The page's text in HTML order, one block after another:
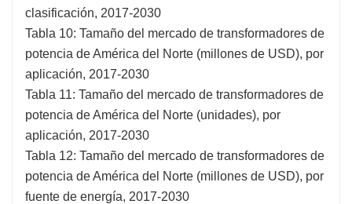
clasificación, 2017-2030
Tabla 10: Tamaño del mercado de transformadores de
potencia de América del Norte (millones de USD), por
aplicación, 2017-2030
Tabla 11: Tamaño del mercado de transformadores de
potencia de América del Norte (unidades), por
aplicación, 2017-2030
Tabla 12: Tamaño del mercado de transformadores de
potencia de América del Norte (millones de USD), por
fuente de energía, 2017-2030